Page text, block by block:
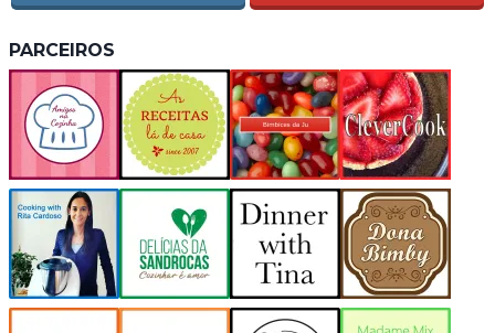
PARCEIROS